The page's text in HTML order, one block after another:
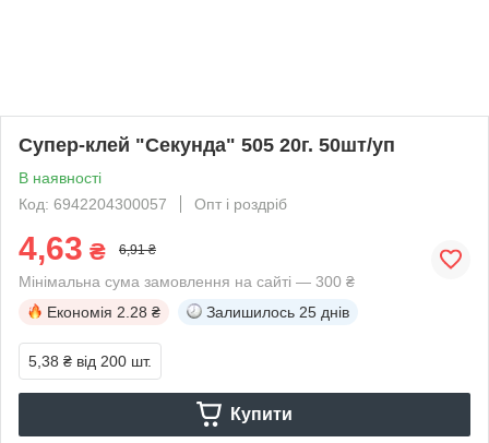
Супер-клей "Секунда" 505 20г. 50шт/уп
В наявності
Код: 6942204300057
Опт і роздріб
4,63 ₴ 6,91 ₴
Мінімальна сума замовлення на сайті — 300 ₴
Економія 2.28 ₴ Залишилось 25 днів
5,38 ₴ від 200 шт.
Купити